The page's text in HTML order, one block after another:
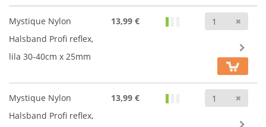
Mystique Nylon
Halsband Profi reflex,
lila 30-40cm x 25mm
13,99 €
Mystique Nylon
Halsband Profi reflex,
13,99 €